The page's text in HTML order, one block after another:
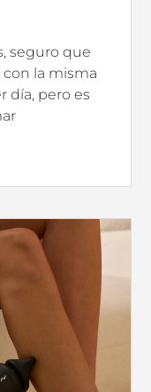
seguro que
la misma
día, pero es